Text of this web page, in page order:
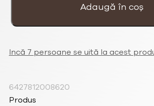
placați
24k
și
Adaugă în coș
Incă 7 persoane se uită la acest
6427812008620
Produs